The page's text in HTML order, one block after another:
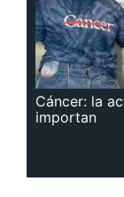
Cáncer: la
importan